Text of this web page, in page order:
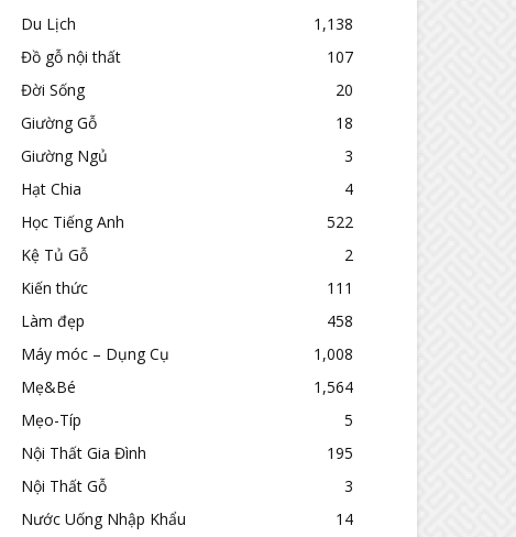
Du Lịch
1,138
Đồ gỗ nội thất
107
Đời Sống
20
Giường Gỗ
18
Giường Ngủ
3
Hạt Chia
4
Học Tiếng Anh
522
Kệ Tủ Gỗ
2
Kiến thức
111
Làm đẹp
458
Máy móc – Dụng Cụ
1,008
Mẹ&Bé
1,564
Mẹo-Típ
5
Nội Thất Gia Đình
195
Nội Thất Gỗ
3
Nước Uống Nhập Khẩu
14